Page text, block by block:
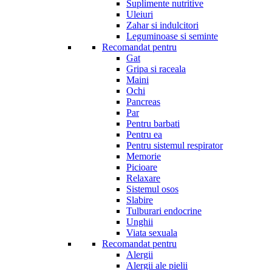
Suplimente nutritive
Uleiuri
Zahar si indulcitori
Leguminoase si seminte
Recomandat pentru
Gat
Gripa si raceala
Maini
Ochi
Pancreas
Par
Pentru barbati
Pentru ea
Pentru sistemul respirator
Memorie
Picioare
Relaxare
Sistemul osos
Slabire
Tulburari endocrine
Unghii
Viata sexuala
Recomandat pentru
Alergii
Alergii ale pielii